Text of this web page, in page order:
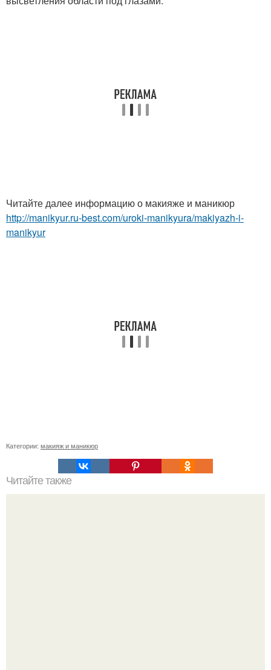
Читайте далее информацию о макияже и маникюр
http://manikyur.ru-best.com/uroki-manikyura/makiyazh-i-
manikyur
Категории: макияж и маникюр
Читайте также